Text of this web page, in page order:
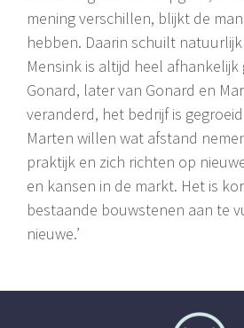
mening verschillen, blijkt de
hebben. Daarin schuilt
Mensink is altijd heel afhankelijk
Gonard, later van Gonard en
veranderd, het bedrijf is
Marten willen wat afstand
praktijk en zich richten op
en kansen in de markt. Het is
bestaande bouwstenen aan te
nieuwe.’